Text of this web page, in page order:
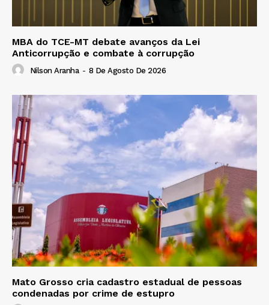
MBA do TCE-MT debate avanços da Lei
Anticorrupção e combate à corrupção
Nilson Aranha - 8 De Agosto De 2026
Mato Grosso cria cadastro estadual de pessoas
condenadas por crime de estupro